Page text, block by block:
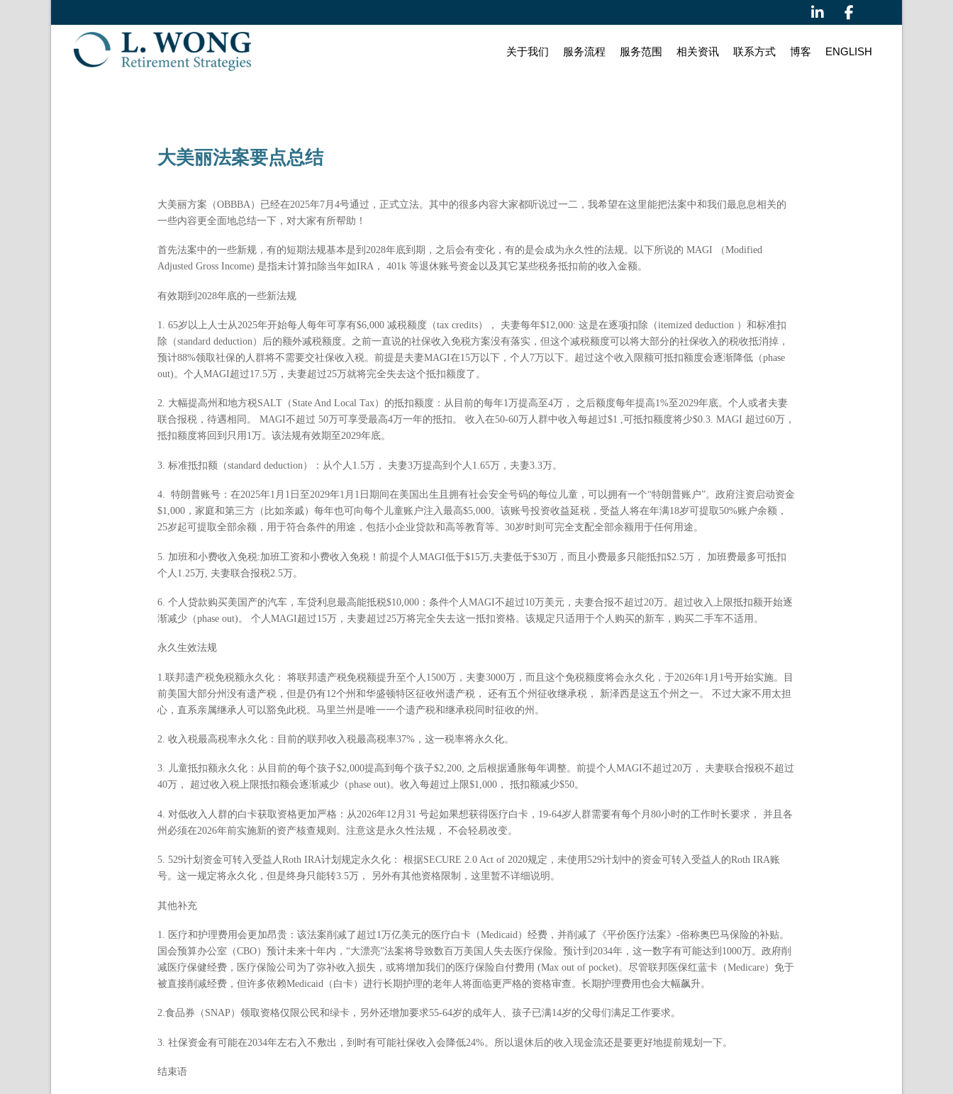
关于我们 服务流程 服务范围 相关资讯 联系⽅式 博客 ENGLISH
大美丽法案要点总结
大美丽方案（OBBBA）已经在2025年7月4号通过，正式立法。其中的很多内容大家都听说过一二，我希望在这里能把法案中和我们最息息相关的
一些内容更全面地总结一下，对大家有所帮助！
首先法案中的一些新规，有的短期法规基本是到2028年底到期，之后会有变化，有的是会成为永久性的法规。以下所说的 MAGI （Modified
Adjusted Gross Income) 是指未计算扣除当年如IRA， 401k 等退休账号资金以及其它某些税务抵扣前的收入金额。
有效期到2028年底的一些新法规
1. 65岁以上人士从2025年开始每人每年可享有$6,000 减税额度（tax credits）， 夫妻每年$12,000: 这是在逐项扣除（itemized deduction ）和标准扣
除（standard deduction）后的额外减税额度。之前一直说的社保收入免税方案没有落实，但这个减税额度可以将大部分的社保收入的税收抵消掉，
预计88%领取社保的人群将不需要交社保收入税。前提是夫妻MAGI在15万以下，个人7万以下。超过这个收入限额可抵扣额度会逐渐降低（phase
out)。个人MAGI超过17.5万，夫妻超过25万就将完全失去这个抵扣额度了。
2. 大幅提高州和地方税SALT（State And Local Tax）的抵扣额度：从目前的每年1万提高至4万， 之后额度每年提高1%至2029年底。个人或者夫妻
联合报税，待遇相同。 MAGI不超过 50万可享受最高4万一年的抵扣。 收入在50-60万人群中收入每超过$1 ,可抵扣额度将少$0.3. MAGI 超过60万，
抵扣额度将回到只用1万。该法规有效期至2029年底。
3. 标准抵扣额（standard deduction）：从个人1.5万， 夫妻3万提高到个人1.65万，夫妻3.3万。
4. 特朗普账号：在2025年1月1日至2029年1月1日期间在美国出生且拥有社会安全号码的每位儿童，可以拥有一个“特朗普账户”。政府注资启动资金
$1,000，家庭和第三方（比如亲戚）每年也可向每个儿童账户注入最高$5,000。该账号投资收益延税，受益人将在年满18岁可提取50%账户余额，
25岁起可提取全部余额，用于符合条件的用途，包括小企业贷款和高等教育等。30岁时则可完全支配全部余额用于任何用途。
5. 加班和小费收入免税:加班工资和小费收入免税！前提个人MAGI低于$15万,夫妻低于$30万，而且小费最多只能抵扣$2.5万， 加班费最多可抵扣
个人1.25万, 夫妻联合报税2.5万。
6. 个人贷款购买美国产的汽车，车贷利息最高能抵税$10,000：条件个人MAGI不超过10万美元，夫妻合报不超过20万。超过收入上限抵扣额开始逐
渐减少（phase out)。 个人MAGI超过15万，夫妻超过25万将完全失去这一抵扣资格。该规定只适用于个人购买的新车，购买二手车不适用。
永久生效法规
1.联邦遗产税免税额永久化： 将联邦遗产税免税额提升至个人1500万，夫妻3000万，而且这个免税额度将会永久化，于2026年1月1号开始实施。目
前美国大部分州没有遗产税，但是仍有12个州和华盛顿特区征收州遗产税， 还有五个州征收继承税， 新泽西是这五个州之一。 不过大家不用太担
心，直系亲属继承人可以豁免此税。马里兰州是唯一一个遗产税和继承税同时征收的州。
2. 收入税最高税率永久化：目前的联邦收入税最高税率37%，这一税率将永久化。
3. 儿童抵扣额永久化：从目前的每个孩子$2,000提高到每个孩子$2,200, 之后根据通胀每年调整。前提个人MAGI不超过20万， 夫妻联合报税不超过
40万， 超过收入税上限抵扣额会逐渐减少（phase out)。收入每超过上限$1,000， 抵扣额减少$50。
4. 对低收入人群的白卡获取资格更加严格：从2026年12月31 号起如果想获得医疗白卡，19-64岁人群需要有每个月80小时的工作时长要求， 并且各
州必须在2026年前实施新的资产核查规则。注意这是永久性法规， 不会轻易改变。
5. 529计划资金可转入受益人Roth IRA计划规定永久化： 根据SECURE 2.0 Act of 2020规定，未使用529计划中的资金可转入受益人的Roth IRA账
号。这一规定将永久化，但是终身只能转3.5万， 另外有其他资格限制，这里暂不详细说明。
其他补充
1. 医疗和护理费用会更加昂贵：该法案削减了超过1万亿美元的医疗白卡（Medicaid）经费，并削减了《平价医疗法案》-俗称奥巴马保险的补贴。
国会预算办公室（CBO）预计未来十年内，“大漂亮”法案将导致数百万美国人失去医疗保险。预计到2034年，这一数字有可能达到1000万。政府削
减医疗保健经费，医疗保险公司为了弥补收入损失，或将增加我们的医疗保险自付费用 (Max out of pocket)。尽管联邦医保红蓝卡（Medicare）免于
被直接削减经费，但许多依赖Medicaid（白卡）进行长期护理的老年人将面临更严格的资格审查。长期护理费用也会大幅飙升。
2.食品券（SNAP）领取资格仅限公民和绿卡，另外还增加要求55-64岁的成年人、孩子已满14岁的父母们满足工作要求。
3. 社保资金有可能在2034年左右入不敷出，到时有可能社保收入会降低24%。所以退休后的收入现金流还是要更好地提前规划一下。
结束语